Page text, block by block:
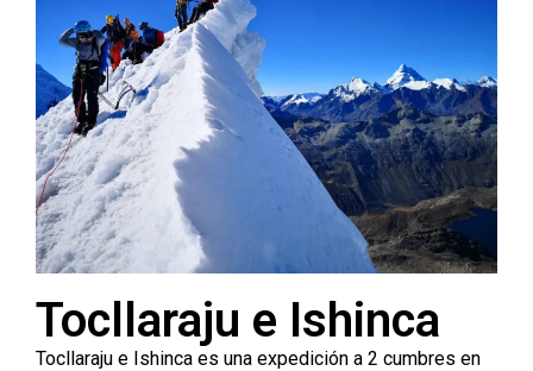
Tocllaraju e Ishinca
Tocllaraju e Ishinca es una expedición a 2 cumbres en